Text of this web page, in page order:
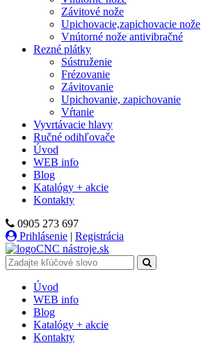
Závitové nože
Upichovacie,zapichovacie nože
Vnútorné nože antivibračné
Rezné plátky
Sústruženie
Frézovanie
Závitovanie
Upichovanie, zapichovanie
Vŕtanie
Vyvrtávacie hlavy
Ručné odihľovače
Úvod
WEB info
Blog
Katalógy + akcie
Kontakty
0905 273 697
Prihlásenie | Registrácia
CNC nástroje.sk
Úvod
WEB info
Blog
Katalógy + akcie
Kontakty